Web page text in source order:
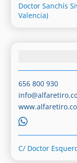
Doctor Sanchís
Valencia)
656 800 930
C/ Doctor